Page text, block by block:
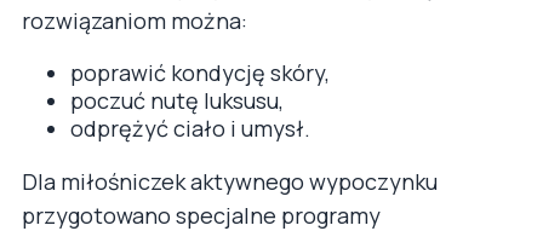
rozwiązaniom można:
poprawić kondycję skóry,
poczuć nutę luksusu,
odprężyć ciało i umysł.
Dla miłośniczek aktywnego wypoczynku
przygotowano specjalne programy